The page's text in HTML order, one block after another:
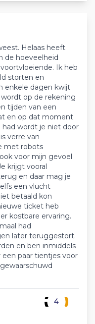
Helaas heeft
de hoeveelheid
Ik heb
storten en
enkele dagen kwijt
op de rekening
tijden van een
en op dat moment
wordt je niet door
verre van
met robots
voor mijn gevoel
krijgt vooral
en daar mag je
een vlucht
betaald kon
ticket heb
kostbare ervaring.
had
later teruggestort.
en ben inmiddels
paar tientjes voor
4